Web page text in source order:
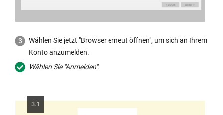
Wählen Sie jetzt "Browser erneut öffnen", um sich an Ihrem
Konto anzumelden.
Wählen Sie "Anmelden".
3.1